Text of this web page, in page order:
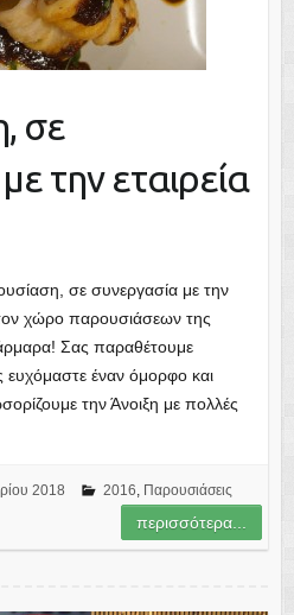
σε
την εταιρεία
σε συνεργασία με την
χώρο παρουσιάσεων της
Σας παραθέτουμε
ευχόμαστε έναν όμορφο και
την Άνοιξη με πολλές
2018 2016, Παρουσιάσεις
περισσότερα...